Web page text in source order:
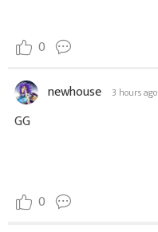
0
newhouse 3 hours ago
GG
0